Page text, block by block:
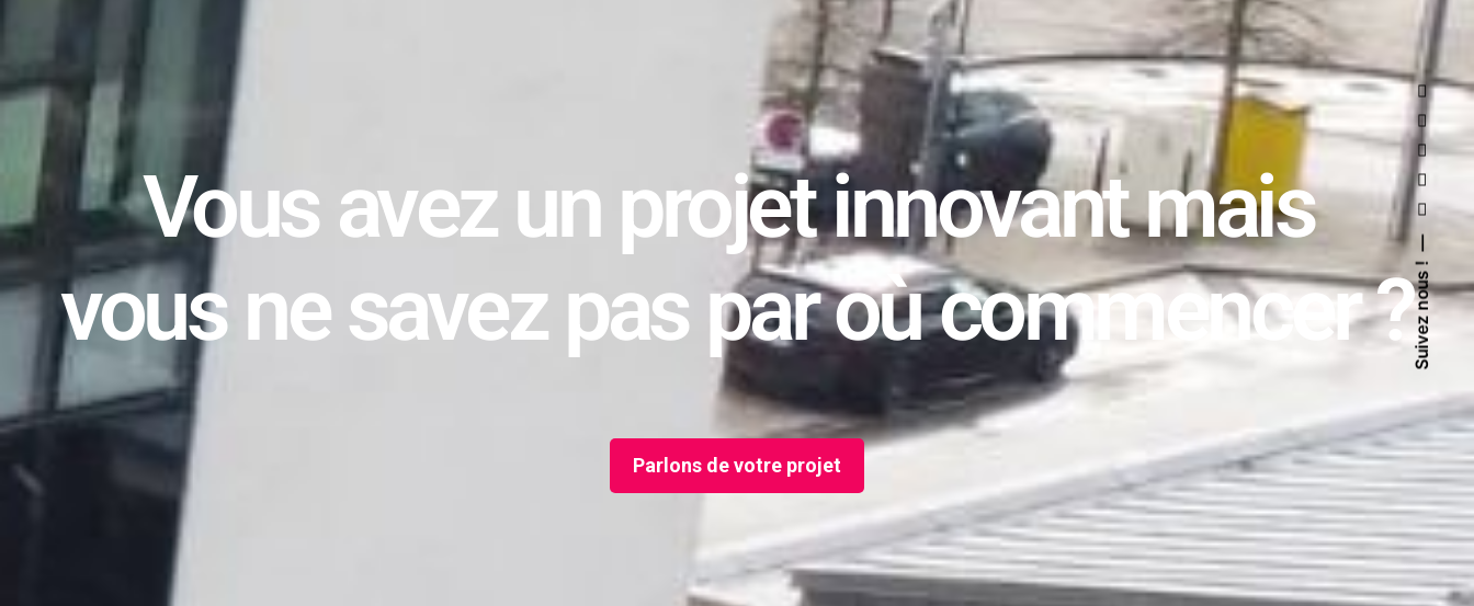
Suivez nous !
Vous avez un projet innovant mais
vous ne savez pas par où commencer ?
Parlons de votre projet